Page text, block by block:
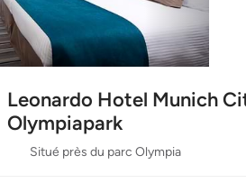
Leonardo Hotel Munich
Olympiapark
Situé près du parc Olympia